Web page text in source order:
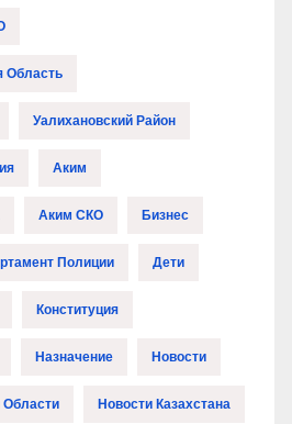
Область
Уалихановский Район
Аким
Аким СКО Бизнес
Полиции Дети
Конституция
Назначение Новости
Области Новости Казахстана